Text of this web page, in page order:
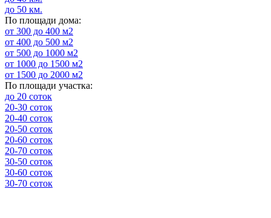
до 50 км.
По площади дома:
от 300 до 400 м2
от 400 до 500 м2
от 500 до 1000 м2
от 1000 до 1500 м2
от 1500 до 2000 м2
По площади участка:
до 20 соток
20-30 соток
20-40 соток
20-50 соток
20-60 соток
20-70 соток
30-50 соток
30-60 соток
30-70 соток